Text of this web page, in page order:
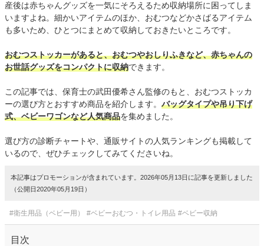
産後は赤ちゃんグッズを一気にそろえるため収納場所に困ってしま
いますよね。細かいアイテムのほか、おむつなどかさばるアイテム
も多いため、ひとつにまとめて収納しておきたいところです。
おむつストッカーがあると、おむつやおしりふきなど、赤ちゃんの
お世話グッズをコンパクトに収納できます。
この記事では、保育士の武田優希さん監修のもと、おむつストッカ
ーの選び方とおすすめ商品を紹介します。 バッグタイプや吊り下げ
式、ベビーワゴンなど人気商品を集めました。
選び方の診断チャートや、通販サイトの人気ランキングも掲載して
いるので、ぜひチェックしてみてくださいね。
本記事はプロモーションが含まれています。2026年05月13日に記事を更新しました
（公開日2020年05月19日）
#衛生用品（ベビー用） #ベビーおむつ・トイレ用品 #ベビー収納
目次